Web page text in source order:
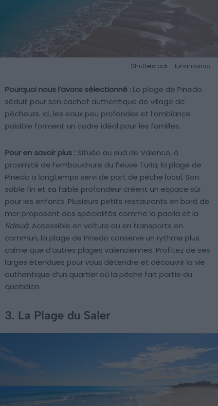
Shutterstock – lunamarina
Pourquoi nous l’avons sélectionné : La plage de Pinedo
séduit pour son cachet authentique de village de
pêcheurs. Ici, les eaux peu profondes et l’ambiance
paisible forment un cadre idéal pour les familles.
Pour en savoir plus : Située au sud de Valence, à
proximité de l’embouchure du fleuve Turia, la plage de
Pinedo a longtemps servi de port de pêche local. Son
sable fin et sa faible profondeur créent un espace sûr
pour les enfants. Plusieurs petits restaurants en bord de
mer proposent des spécialités comme la paella et la
fideuà. Accessible en voiture ou en transports en
commun, la plage de Pinedo conserve un rythme plus
calme que d’autres plages valenciennes. Profitez de ses
larges étendues pour vous détendre et découvrir la vie
authentique d’un quartier où la pêche fait partie du
quotidien.
3. La Plage du Saler